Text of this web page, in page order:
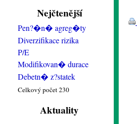
Nejčtenější
Pen?�n� agreg�ty
Diverzifikace rizika
P/E
Modifikovan� durace
Debetn� z?statek
Celkový počet 230
Aktuality